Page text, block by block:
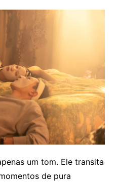
um tom. Ele transita
de pura